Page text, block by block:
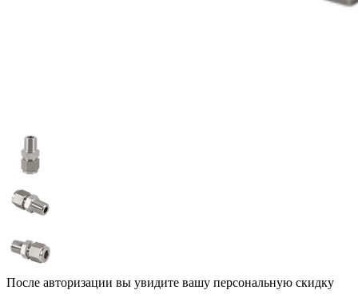
После авторизации вы увидите вашу персональную скидку